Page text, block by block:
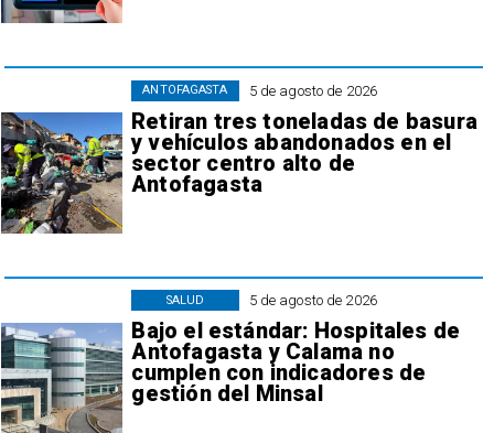
5 de agosto de 2026
Retiran tres toneladas de basura
y vehículos abandonados en el
sector centro alto de
Antofagasta
ANTOFAGASTA
5 de agosto de 2026
Bajo el estándar: Hospitales de
Antofagasta y Calama no
cumplen con indicadores de
gestión del Minsal
SALUD